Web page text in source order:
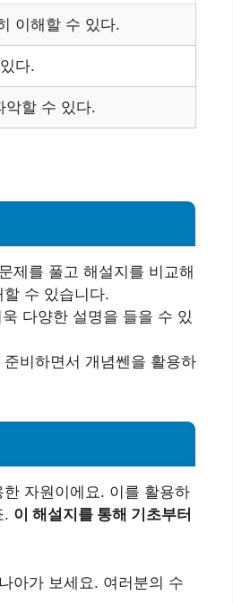
이해할 수 있다.
다.
악할 수 있다.
제를 풀고 해설지를 비교해
수 있습니다.
다양한 설명을 들을 수 있
비하면서 개념쎈을 활용하
자원이에요. 이를 활용하
. 이 해설지를 통해 기초부터
아가 보세요. 여러분의 수